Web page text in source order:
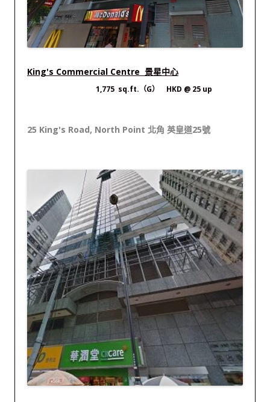
King's Commercial Centre 景星中心
1,775 sq.ft.（G） HKD @ 25 up
25 King's Road, North Point 北角 英皇道25號